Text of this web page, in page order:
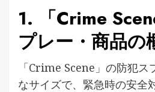
1. 「Crime
プレー・商品の
「Crime Scene」の防犯ス
なサイズで、緊急時の安全